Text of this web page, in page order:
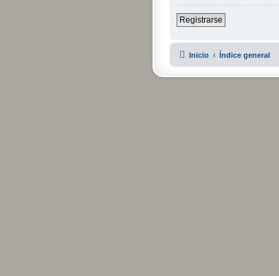
Registrarse
Inicio Índice general